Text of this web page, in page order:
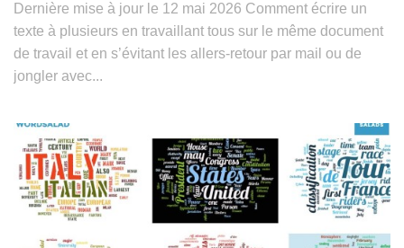
Dernière mise à jour le 12 mai 2026 Comment écrire un
texte à plusieurs en travaillant tous sur le même document
de travail et en s’évitant les allers-retour par mail ou de
jongler avec...